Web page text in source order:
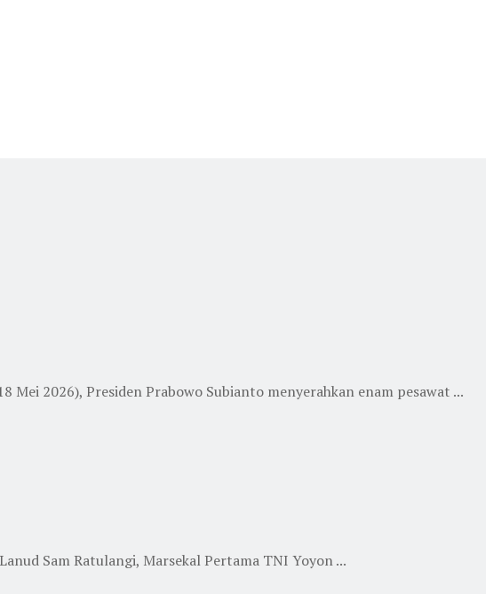
2026), Presiden Prabowo Subianto menyerahkan enam pesawat ...
Sam Ratulangi, Marsekal Pertama TNI Yoyon ...